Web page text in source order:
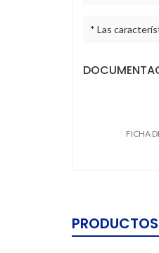
* Las
FICHA